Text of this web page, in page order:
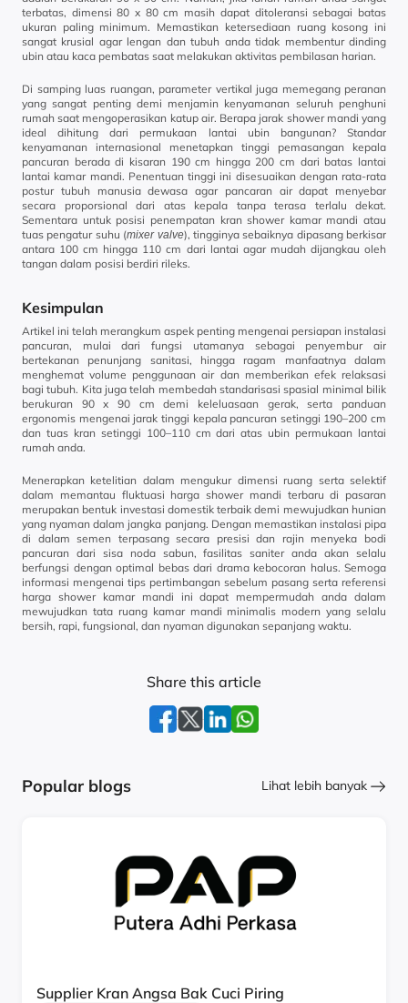
terbatas, dimensi 80 x 80 cm masih dapat ditoleransi sebagai batas
ukuran paling minimum. Memastikan ketersediaan ruang kosong ini
sangat krusial agar lengan dan tubuh anda tidak membentur dinding
ubin atau kaca pembatas saat melakukan aktivitas pembilasan harian.
Di samping luas ruangan, parameter vertikal juga memegang peranan
yang sangat penting demi menjamin kenyamanan seluruh penghuni
rumah saat mengoperasikan katup air. Berapa jarak shower mandi yang
ideal dihitung dari permukaan lantai ubin bangunan? Standar
kenyamanan internasional menetapkan tinggi pemasangan kepala
pancuran berada di kisaran 190 cm hingga 200 cm dari batas lantai
lantai kamar mandi. Penentuan tinggi ini disesuaikan dengan rata-rata
postur tubuh manusia dewasa agar pancaran air dapat menyebar
secara proporsional dari atas kepala tanpa terasa terlalu dekat.
Sementara untuk posisi penempatan kran shower kamar mandi atau
tuas pengatur suhu (mixer valve), tingginya sebaiknya dipasang berkisar
antara 100 cm hingga 110 cm dari lantai agar mudah dijangkau oleh
tangan dalam posisi berdiri rileks.
Kesimpulan
Artikel ini telah merangkum aspek penting mengenai persiapan instalasi
pancuran, mulai dari fungsi utamanya sebagai penyembur air
bertekanan penunjang sanitasi, hingga ragam manfaatnya dalam
menghemat volume penggunaan air dan memberikan efek relaksasi
bagi tubuh. Kita juga telah membedah standarisasi spasial minimal bilik
berukuran 90 x 90 cm demi keleluasaan gerak, serta panduan
ergonomis mengenai jarak tinggi kepala pancuran setinggi 190–200 cm
dan tuas kran setinggi 100–110 cm dari atas ubin permukaan lantai
rumah anda.
Menerapkan ketelitian dalam mengukur dimensi ruang serta selektif
dalam memantau fluktuasi harga shower mandi terbaru di pasaran
merupakan bentuk investasi domestik terbaik demi mewujudkan hunian
yang nyaman dalam jangka panjang. Dengan memastikan instalasi pipa
di dalam semen terpasang secara presisi dan rajin menyeka bodi
pancuran dari sisa noda sabun, fasilitas saniter anda akan selalu
berfungsi dengan optimal bebas dari drama kebocoran halus. Semoga
informasi mengenai tips pertimbangan sebelum pasang serta referensi
harga shower kamar mandi ini dapat mempermudah anda dalam
mewujudkan tata ruang kamar mandi minimalis modern yang selalu
bersih, rapi, fungsional, dan nyaman digunakan sepanjang waktu.
Share this article
Popular blogs Lihat lebih banyak
Supplier Kran Angsa Bak Cuci Piring